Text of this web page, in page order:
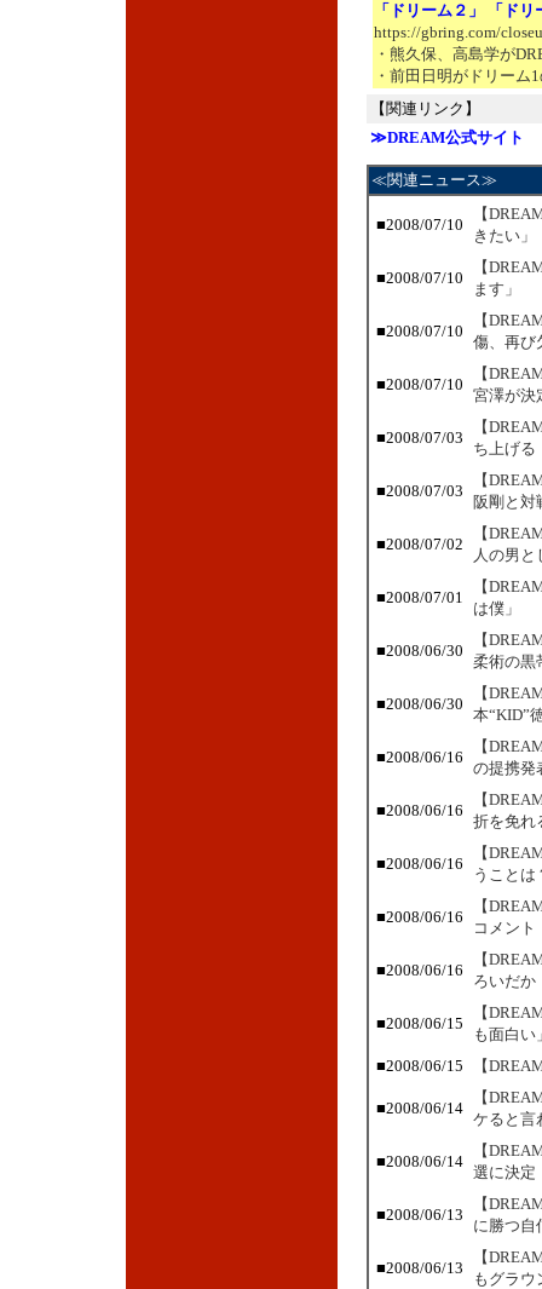
「ドリーム２」 「ド
https://gbring.com/
・熊久保、高島学が
・前田日明がドリーム
【関連リンク】
≫DREAM公式サイト
≪関連ニュース≫
■2008/07/10
【
きたい」
■2008/07/10
【
ます」
■2008/07/10
【
傷、再
■2008/07/10
【
宮澤が決
■2008/07/03
【
ち上げる
■2008/07/03
【
阪剛と対
■2008/07/02
【
人の男と
■2008/07/01
【
は僕」
■2008/06/30
【
柔術の黒
■2008/06/30
【
本“KID”
■2008/06/16
【
の提携発
■2008/06/16
【
折を免れ
■2008/06/16
【
うことは
■2008/06/16
【
コメント
■2008/06/16
【
ろいだか
■2008/06/15
【
も面白い
■2008/06/15
【
■2008/06/14
【
ケると言
■2008/06/14
【
選に決定
■2008/06/13
【
に勝つ自
■2008/06/13
【
もグラウ